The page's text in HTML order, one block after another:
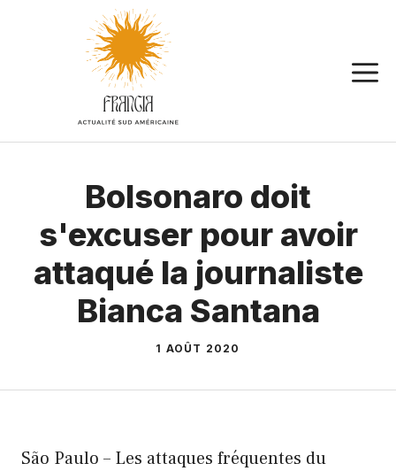
Bolsonaro doit
s'excuser pour avoir
attaqué la journaliste
Bianca Santana
1 AOÛT 2020
São Paulo – Les attaques fréquentes du